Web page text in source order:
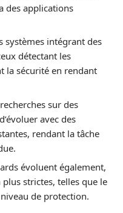
des applications
systèmes intégrant des
détectant les
la sécurité en rendant
sur des
avec des
rendant la tâche
évoluent également,
strictes, telles que le
de protection.